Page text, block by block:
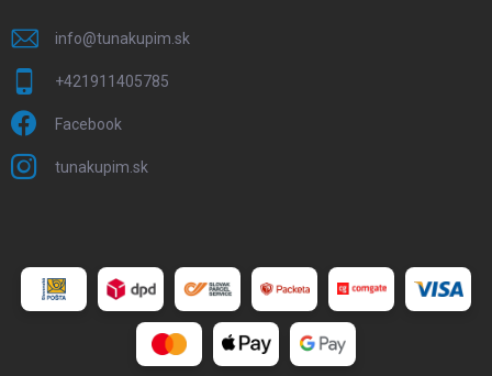
info@tunakupim.sk
+421911405785
Facebook
tunakupim.sk